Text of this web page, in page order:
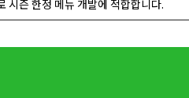
시즌 한정 메뉴 개발에 적합합니다.